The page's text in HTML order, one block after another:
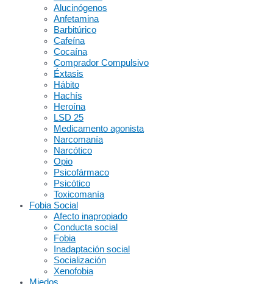
Alucinógenos
Anfetamina
Barbitúrico
Cafeína
Cocaína
Comprador Compulsivo
Éxtasis
Hábito
Hachís
Heroína
LSD 25
Medicamento agonista
Narcomanía
Narcótico
Opio
Psicofármaco
Psicótico
Toxicomanía
Fobia Social
Afecto inapropiado
Conducta social
Fobia
Inadaptación social
Socialización
Xenofobia